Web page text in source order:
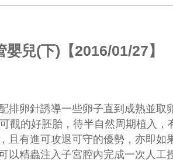
兒(下)【2016/01/27】
排卵針誘導一些卵子直到成熟並取
觀的好胚胎，待半自然周期植入，
且有進可攻退可守的優勢，亦即如
精蟲注入子宮腔內完成一次人工